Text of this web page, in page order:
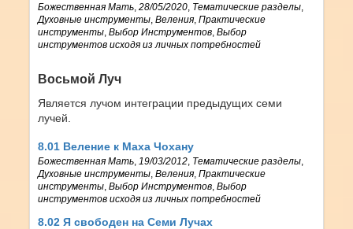
Божественная Мать,28/05/2020, Тематические разделы,
Духовные инструменты,Веления,Практические
инструменты,Выбор Инструментов,Выбор
инструментов исходя из личных потребностей
Восьмой Луч
Является лучом интеграции предыдущих семи
лучей.
8.01 Веление к Маха Чохану
Божественная Мать,19/03/2012, Тематические разделы,
Духовные инструменты,Веления,Практические
инструменты,Выбор Инструментов,Выбор
инструментов исходя из личных потребностей
8.02 Я свободен на Семи Лучах